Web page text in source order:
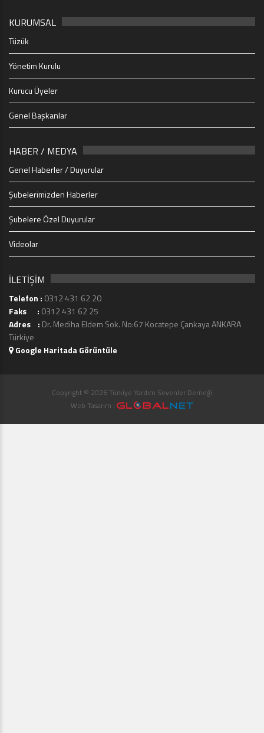
KURUMSAL
Tüzük
Yönetim Kurulu
Kurucu Üyeler
Genel Başkanlar
HABER / MEDYA
Genel Haberler / Duyurular
Şubelerimizden Haberler
Şubelere Özel Duyurular
Videolar
İLETİŞİM
Telefon : 0312 431 62 20
Faks : 0312 431 62 25
Adres : Dr. Mediha Eldem Sok. No:67 Kocatepe Çankaya ANKARA
Türkiye
Google Haritada Görüntüle
Copyright © 2026 Türkiye Yardım Sevenler Derneği
Web Tasarım :